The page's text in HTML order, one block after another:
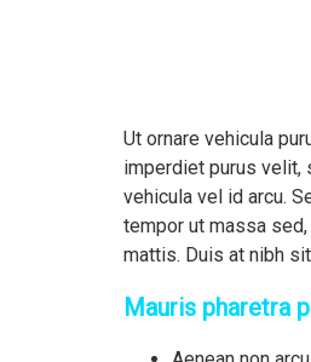
Ut ornare vehicula
imperdiet purus velit,
vehicula vel id arcu.
tempor ut massa
mattis. Duis at nibh
Mauris pharetra